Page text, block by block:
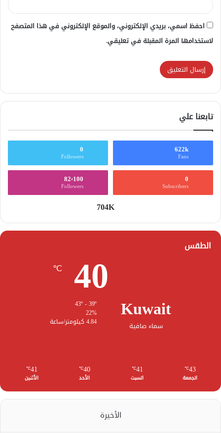
احفظ اسمي، بريدي الإلكتروني، والموقع الإلكتروني في هذا المتصفح
لاستخدامها المرة المقبلة في تعليقي.
تابعنا علي
622k
Fans
0
Followers
0
Subscribers
82٬100
Followers
704K
الطقس
Kuwait
سماء صافية
40
℃
22%
4.84 كيلومتر/ساعة
43
℃
الجمعة
41
℃
السبت
40
℃
الأحد
41
℃
الأثنين
الأخيرة